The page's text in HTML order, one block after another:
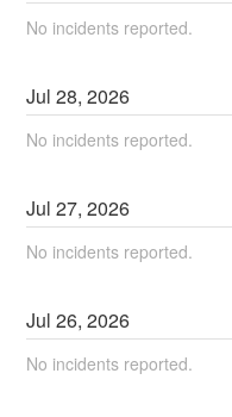
No incidents reported.
Jul28,2026
No incidents reported.
Jul27,2026
No incidents reported.
Jul26,2026
No incidents reported.